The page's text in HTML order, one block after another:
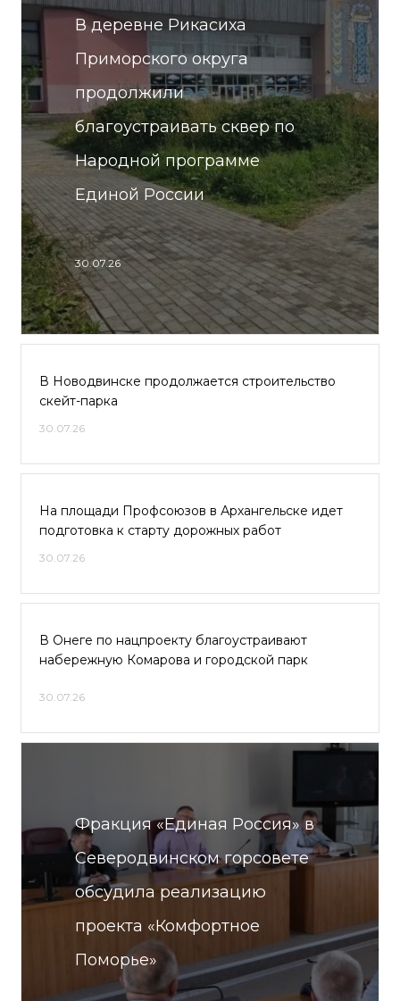
В деревне Рикасиха
Приморского округа
продолжили
благоустраивать сквер по
Народной программе
Единой России
30.07.26
В Новодвинске продолжается строительство
скейт-парка
30.07.26
На площади Профсоюзов в Архангельске идет
подготовка к старту дорожных работ
30.07.26
В Онеге по нацпроекту благоустраивают
набережную Комарова и городской парк
30.07.26
Фракция «Единая Россия» в
Северодвинском горсовете
обсудила реализацию
проекта «Комфортное
Поморье»